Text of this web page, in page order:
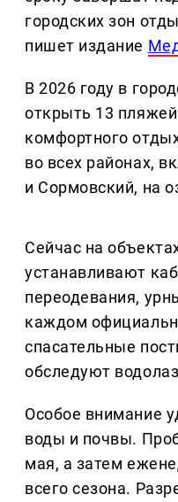
городских зон
пишет издание
В 2026 году в
открыть 13
комфортного
во всех районах,
и Сормовский, на
Сейчас на
устанавливают
переодевания,
каждом
спасательные
обследуют
Особое внимание
воды и почвы.
мая, а затем
всего сезона.